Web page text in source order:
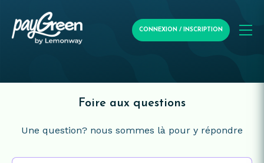
CONNEXION / INSCRIPTION
Foire aux questions
Une question? nous sommes là pour y répondre